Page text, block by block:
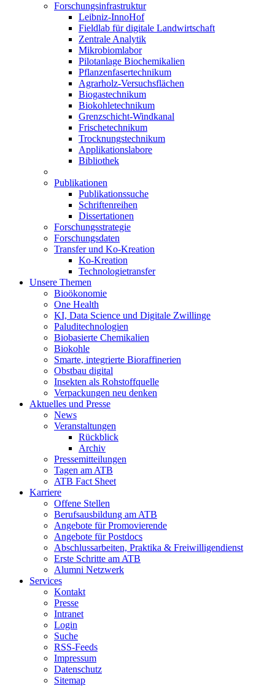
Forschungsinfrastruktur
Leibniz-InnoHof
Fieldlab für digitale Landwirtschaft
Zentrale Analytik
Mikrobiomlabor
Pilotanlage Biochemikalien
Pflanzenfasertechnikum
Agrarholz-Versuchsflächen
Biogastechnikum
Biokohletechnikum
Grenzschicht-Windkanal
Frischetechnikum
Trocknungstechnikum
Applikationslabore
Bibliothek
Publikationen
Publikationssuche
Schriftenreihen
Dissertationen
Forschungsstrategie
Forschungsdaten
Transfer und Ko-Kreation
Ko-Kreation
Technologietransfer
Unsere Themen
Bioökonomie
One Health
KI, Data Science und Digitale Zwillinge
Paluditechnologien
Biobasierte Chemikalien
Biokohle
Smarte, integrierte Bioraffinerien
Obstbau digital
Insekten als Rohstoffquelle
Verpackungen neu denken
Aktuelles und Presse
News
Veranstaltungen
Rückblick
Archiv
Pressemitteilungen
Tagen am ATB
ATB Fact Sheet
Karriere
Offene Stellen
Berufsausbildung am ATB
Angebote für Promovierende
Angebote für Postdocs
Abschlussarbeiten, Praktika & Freiwilligendienst
Erste Schritte am ATB
Alumni Netzwerk
Services
Kontakt
Presse
Intranet
Login
Suche
RSS-Feeds
Impressum
Datenschutz
Sitemap